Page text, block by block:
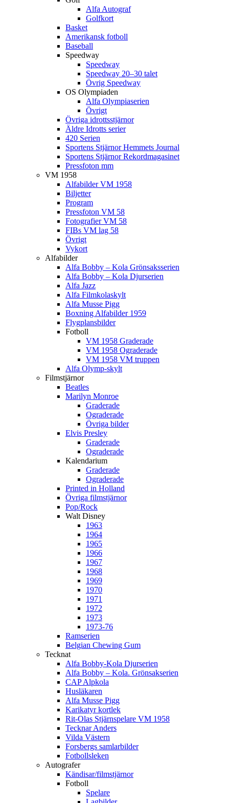
Alfa Autograf
Golfkort
Basket
Amerikansk fotboll
Baseball
Speedway
Speedway
Speedway 20–30 talet
Övrig Speedway
OS Olympiaden
Alfa Olympiaserien
Övrigt
Övriga idrottsstjärnor
Äldre Idrotts serier
420 Serien
Sportens Stjärnor Hemmets Journal
Sportens Stjärnor Rekordmagasinet
Pressfoton mm
VM 1958
Alfabilder VM 1958
Biljetter
Program
Pressfoton VM 58
Fotografier VM 58
FIBs VM lag 58
Övrigt
Vykort
Alfabilder
Alfa Bobby – Kola Grönsaksserien
Alfa Bobby – Kola Djurserien
Alfa Jazz
Alfa Filmkolaskylt
Alfa Musse Pigg
Boxning Alfabilder 1959
Flygplansbilder
Fotboll
VM 1958 Graderade
VM 1958 Ograderade
VM 1958 VM truppen
Alfa Olymp-skylt
Filmstjärnor
Beatles
Marilyn Monroe
Graderade
Ograderade
Övriga bilder
Elvis Presley
Graderade
Ograderade
Kalendarium
Graderade
Ograderade
Printed in Holland
Övriga filmstjärnor
Pop/Rock
Walt Disney
1963
1964
1965
1966
1967
1968
1969
1970
1971
1972
1973
1973-76
Ramserien
Belgian Chewing Gum
Tecknat
Alfa Bobby-Kola Djurserien
Alfa Bobby – Kola. Grönsakserien
CAP Alpkola
Husläkaren
Alfa Musse Pigg
Karikatyr kortlek
Rit-Olas Stjärnspelare VM 1958
Tecknar Anders
Vilda Västern
Forsbergs samlarbilder
Fotbollsleken
Autografer
Kändisar/filmstjärnor
Fotboll
Spelare